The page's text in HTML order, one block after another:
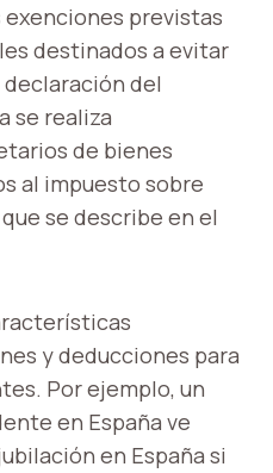
previstas
destinados a evitar
del
se realiza
de bienes
al impuesto sobre
se describe en el
y deducciones para
Por ejemplo, un
en España ve
en España si